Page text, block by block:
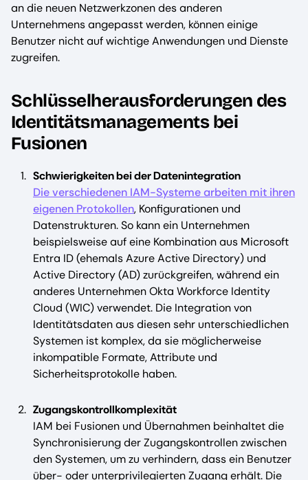
an die neuen Netzwerkzonen des anderen
Unternehmens angepasst werden, können einige
Benutzer nicht auf wichtige Anwendungen und Dienste
zugreifen.
Schlüsselherausforderungen des
Identitätsmanagements bei
Fusionen
Schwierigkeiten bei der Datenintegration
Die verschiedenen IAM-Systeme arbeiten mit ihren
eigenen Protokollen, Konfigurationen und
Datenstrukturen. So kann ein Unternehmen
beispielsweise auf eine Kombination aus Microsoft
Entra ID (ehemals Azure Active Directory) und
Active Directory (AD) zurückgreifen, während ein
anderes Unternehmen Okta Workforce Identity
Cloud (WIC) verwendet. Die Integration von
Identitätsdaten aus diesen sehr unterschiedlichen
Systemen ist komplex, da sie möglicherweise
inkompatible Formate, Attribute und
Sicherheitsprotokolle haben.
Zugangskontrollkomplexität
IAM bei Fusionen und Übernahmen beinhaltet die
Synchronisierung der Zugangskontrollen zwischen
den Systemen, um zu verhindern, dass ein Benutzer
über- oder unterprivilegierten Zugang erhält. Die